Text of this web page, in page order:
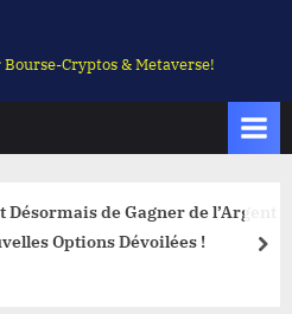
Cryptos & Metaverse!
de Gagner de l’Argent
Options Dévoilées !